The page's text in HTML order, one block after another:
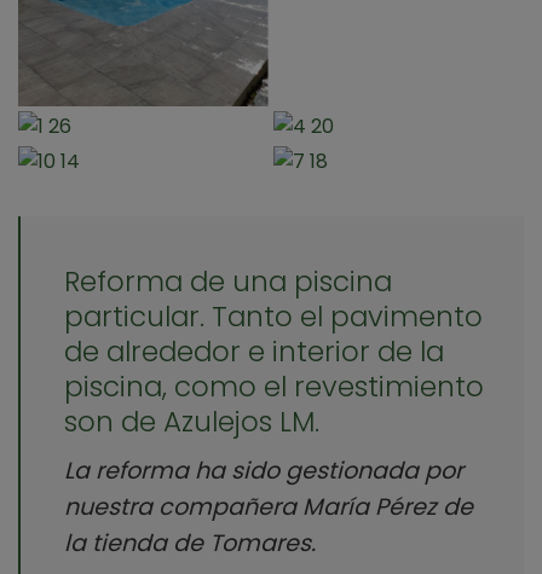
Reforma de una piscina
particular. Tanto el pavimento
de alrededor e interior de la
piscina, como el revestimiento
son de Azulejos LM.
La reforma ha sido gestionada por
nuestra compañera María Pérez de
la tienda de Tomares.